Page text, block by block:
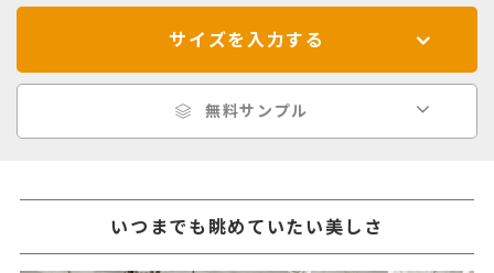
サイズを入力する
無料サンプル
いつまでも眺めていたい美しさ